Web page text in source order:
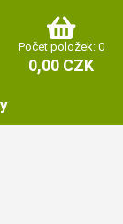
Počet položek: 0
0,00 CZK